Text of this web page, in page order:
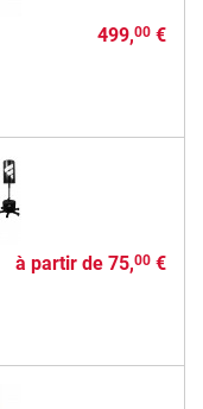
499,00€
à partir de 75,00€